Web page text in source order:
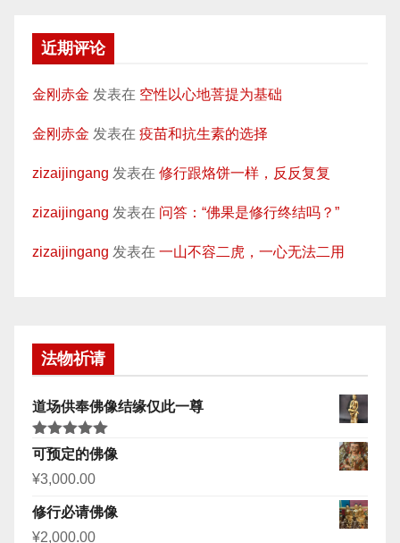
近期评论
金刚赤金 发表在 空性以心地菩提为基础
金刚赤金 发表在 疫苗和抗生素的选择
zizaijingang 发表在 修行跟烙饼一样，反反复复
zizaijingang 发表在 问答：“佛果是修行终结吗？”
zizaijingang 发表在 一山不容二虎，一心无法二用
法物祈请
道场供奉佛像结缘仅此一尊
评分5.00
&sol; 5
可预定的佛像
¥3,000.00
修行必请佛像
¥2,000.00